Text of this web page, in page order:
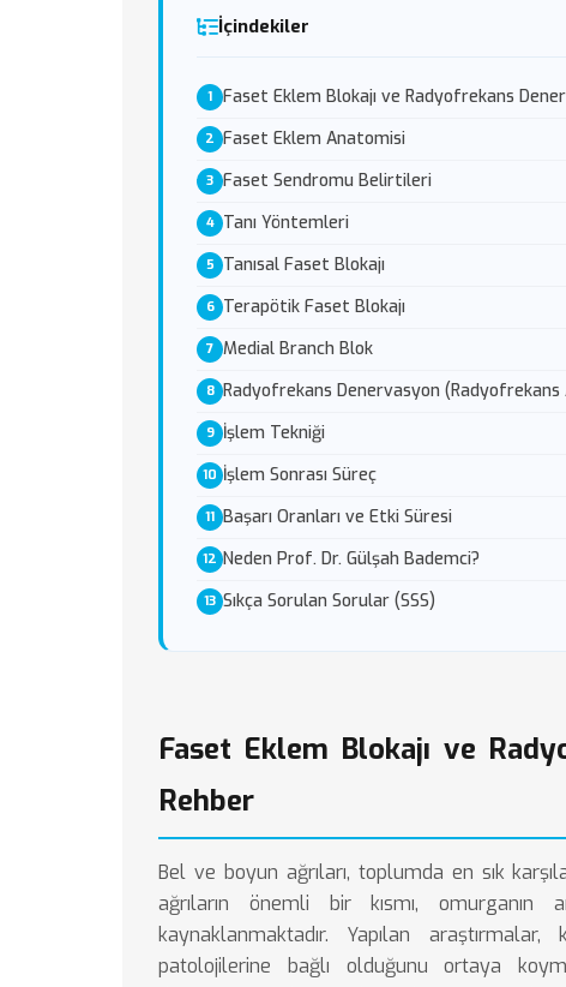
İçindekiler
Faset Eklem Blokajı ve Radyofrekans
Faset Eklem Anatomisi
Faset Sendromu Belirtileri
Tanı Yöntemleri
Tanısal Faset Blokajı
Terapötik Faset Blokajı
Medial Branch Blok
Radyofrekans Denervasyon (Radyofrekans
İşlem Tekniği
İşlem Sonrası Süreç
Başarı Oranları ve Etki Süresi
Neden Prof. Dr. Gülşah Bademci?
Sıkça Sorulan Sorular (SSS)
Faset Eklem Blokajı ve
Rehber
Bel ve boyun ağrıları, toplumda en sık
ağrıların önemli bir kısmı, omurganın
kaynaklanmaktadır. Yapılan araştırmalar,
patolojilerine bağlı olduğunu ortaya